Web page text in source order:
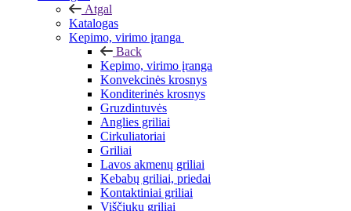
Atgal
Katalogas
Kepimo, virimo įranga
Back
Kepimo, virimo įranga
Konvekcinės krosnys
Konditerinės krosnys
Gruzdintuvės
Anglies griliai
Cirkuliatoriai
Griliai
Lavos akmenų griliai
Kebabų griliai, priedai
Kontaktiniai griliai
Viščiukų griliai